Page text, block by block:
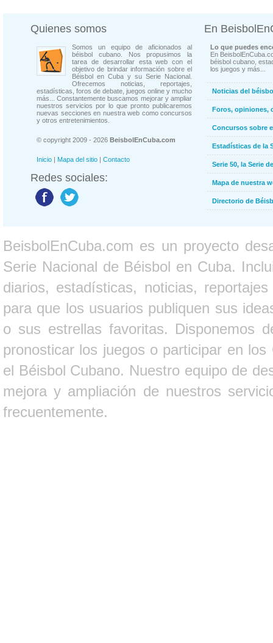
Quienes somos
Somos un equipo de aficionados al
béisbol cubano. Nos propusimos la
tarea de desarrollar esta web con el
objetivo de brindar información sobre el
Béisbol en Cuba y su Serie Nacional.
Ofrecemos noticias, reportajes,
estadísticas, foros de debate, juegos online y mucho
más... Constantemente buscamos mejorar y ampliar
nuestros servicios por lo que pronto publicaremos
nuevas secciones en nuestra web como concursos
y otros entretenimientos.
© copyright 2009 - 2026 BeisbolEnCuba.com
Inicio | Mapa del sitio | Contacto
Redes sociales:
En
Lo que puedes
En
béisbol cubano,
los juegos y más...
Noticias del
Foros, opiniones,
Concursos sobre
Estadísticas de la
Serie 50, la Serie
Mapa de nuestra
Directorio de
BeisbolEnCuba.com es un proyecto
Serie Nacional de Béisbol en Cuba.
diarios, estadísticas, noticias,
para que los usuarios publiquen sus
o sus estrellas favoritas. Disponemos
pronosticar los juegos o participar en
el Béisbol Cubano. Nuestro equipo de
mejora y ampliación de nuestros
frecuentemente.